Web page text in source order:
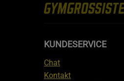
KUNDESERVICE
Chat
Kontakt